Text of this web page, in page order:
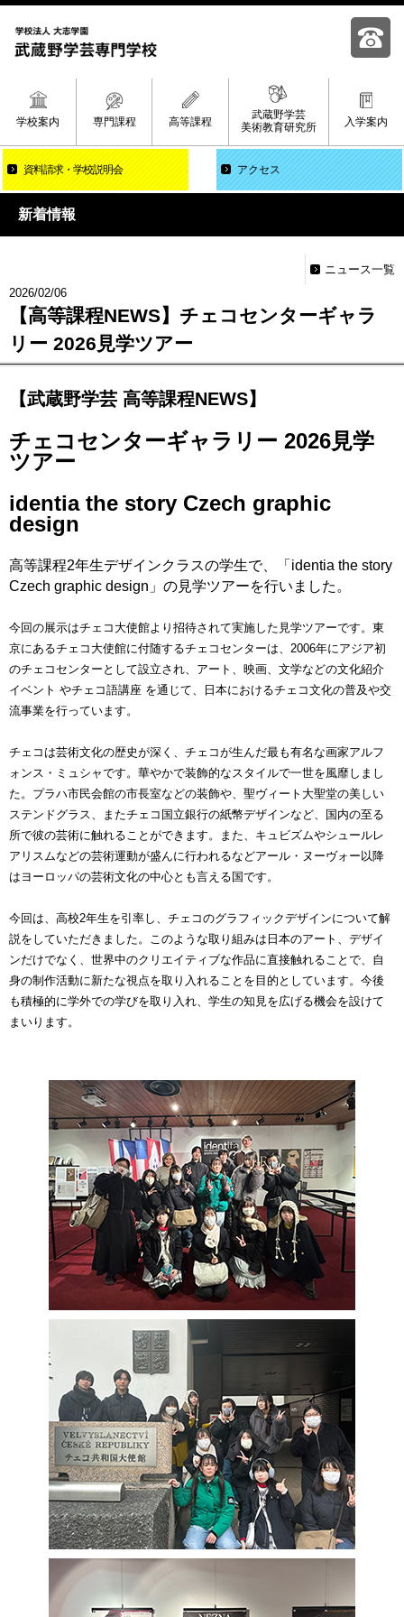
学校案内 専門課程 高等課程
武蔵野学芸
美術教育研究所
入学案内
資料請求 学校説明会 アクセス
新着情報
ニュース一覧
2026/02/06
【高等課程NEWS】チェコセンターギャラ
リー 2026見学ツアー
【武蔵野学芸 高等課程NEWS】
チェコセンターギャラリー 2026見学
ツアー
identia the story Czech graphic
design
高等課程2年生デザインクラスの学生で、「 identia the story
Czech graphic design 」の見学ツアーを行いました。
今回の展示はチェコ大使館より招待されて実施した見学ツアーです。東
京にあるチェコ大使館に付随するチェコセンターは、 2006年にアジア初
のチェコセンターとして設立され、アート、映画、文学などの文化紹介
イベント やチェコ語講座 を通じて、日本におけるチェコ文化の普及や交
流事業を行っています。
チェコは芸術文化の歴史が深く、 チェコが生んだ最も有名な画家アルフ
ォンス・ミュシャです。華やかで装飾的なスタイルで一世を風靡しまし
た。プラハ市民会館の市長室などの装飾や、聖ヴィート大聖堂の美しい
ステンドグラス、またチェコ国立銀行の紙幣デザインなど、国内の至る
所で彼の芸術に触れることができます。また、キュビズムやシュールレ
アリスムなどの芸術運動が盛んに行われるなどアール・ヌーヴォー以降
はヨーロッパの芸術文化の中心とも言える国です。
今回は、高校2年生を引率し、チェコのグラフィックデザインについて解
説をしていただきました。このような取り組みは日本のアート、デザイ
ンだけでなく、世界中のクリエイティブな作品に直接触れることで、自
身の制作活動に新たな視点を取り入れることを目的としています。 今後
も積極的に学外での学びを取り入れ、学生の知見を広げる機会を設けて
まいります。